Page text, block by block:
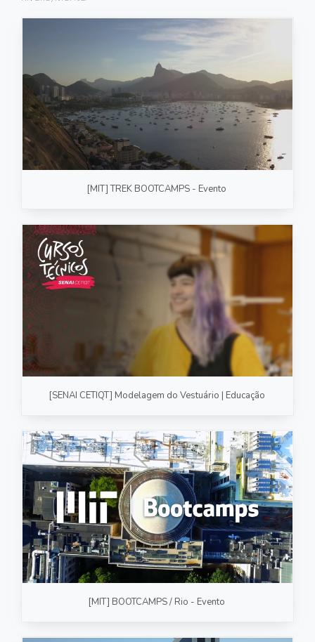
PRODUTO/SERVIÇO
GASTRONOMIA
CORPORATIVO
ESTÚDIO
FOTO/VÍDEO
RECEITA / AULA
PRODUTO/SERVIÇO
INSTITUCIONAL
[MIT] TREK BOOTCAMPS - Evento
[SENAI CETIQT] Modelagem do Vestuário | Educação
[MIT] BOOTCAMPS / Rio - Evento